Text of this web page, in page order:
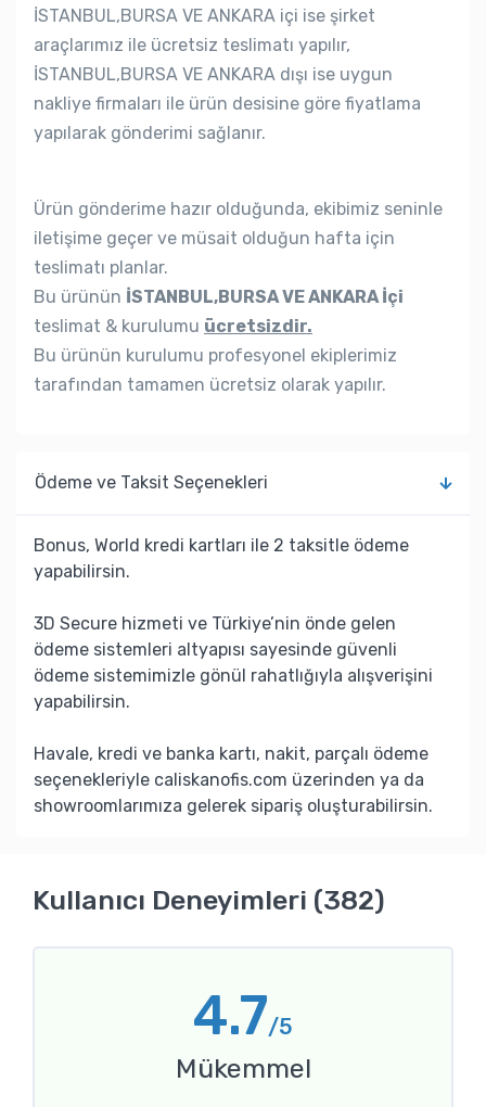
İSTANBUL,BURSA VE ANKARA içi ise şirket
araçlarımız ile ücretsiz teslimatı yapılır,
İSTANBUL,BURSA VE ANKARA dışı ise uygun
nakliye firmaları ile ürün desisine göre fiyatlama
yapılarak gönderimi sağlanır.
Ürün gönderime hazır olduğunda, ekibimiz seninle
iletişime geçer ve müsait olduğun hafta için
teslimatı planlar.
Bu ürünün İSTANBUL,BURSA VE ANKARA İçi
teslimat & kurulumu ücretsizdir.
Bu ürünün kurulumu profesyonel ekiplerimiz
tarafından tamamen ücretsiz olarak yapılır.
Ödeme ve Taksit Seçenekleri
Bonus, World kredi kartları ile 2 taksitle ödeme
yapabilirsin.
3D Secure hizmeti ve Türkiye’nin önde gelen
ödeme sistemleri altyapısı sayesinde güvenli
ödeme sistemimizle gönül rahatlığıyla alışverişini
yapabilirsin.
Havale, kredi ve banka kartı, nakit, parçalı ödeme
seçenekleriyle caliskanofis.com üzerinden ya da
showroomlarımıza gelerek sipariş oluşturabilirsin.
Kullanıcı Deneyimleri (382)
4.7/5
Mükemmel